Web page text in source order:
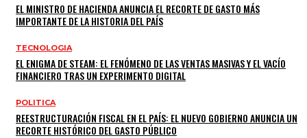
EL MINISTRO DE HACIENDA ANUNCIA EL RECORTE DE GASTO MÁS
IMPORTANTE DE LA HISTORIA DEL PAÍS
TECNOLOGIA
EL ENIGMA DE STEAM: EL FENÓMENO DE LAS VENTAS MASIVAS Y EL VACÍO
FINANCIERO TRAS UN EXPERIMENTO DIGITAL
POLITICA
REESTRUCTURACIÓN FISCAL EN EL PAÍS: EL NUEVO GOBIERNO ANUNCIA UN
RECORTE HISTÓRICO DEL GASTO PÚBLICO